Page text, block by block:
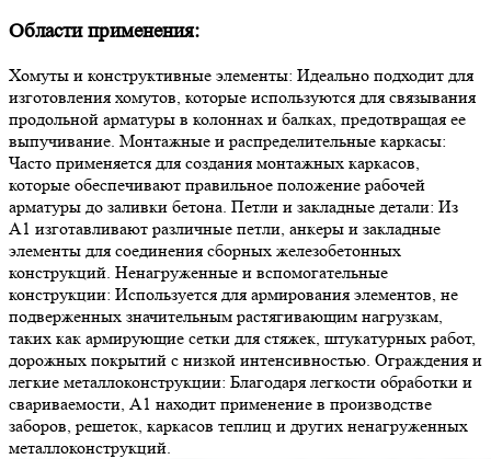
Области применения:
Хомуты и конструктивные элементы: Идеально подходит для
изготовления хомутов, которые используются для связывания
продольной арматуры в колоннах и балках, предотвращая ее
выпучивание. Монтажные и распределительные каркасы:
Часто применяется для создания монтажных каркасов,
которые обеспечивают правильное положение рабочей
арматуры до заливки бетона. Петли и закладные детали: Из
А1 изготавливают различные петли, анкеры и закладные
элементы для соединения сборных железобетонных
конструкций. Ненагруженные и вспомогательные
конструкции: Используется для армирования элементов, не
подверженных значительным растягивающим нагрузкам,
таких как армирующие сетки для стяжек, штукатурных работ,
дорожных покрытий с низкой интенсивностью. Ограждения и
легкие металлоконструкции: Благодаря легкости обработки и
свариваемости, А1 находит применение в производстве
заборов, решеток, каркасов теплиц и других ненагруженных
металлоконструкций.